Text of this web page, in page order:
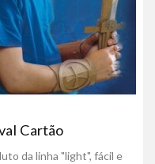
Cartão
da linha "light", fácil e